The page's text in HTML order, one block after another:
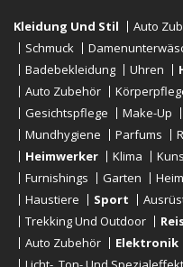
Kleidung Und Stil Auto
Schmuck
Badebekleidung
Uhren
Auto Zubehör
Gesichtspflege
Make-Up
Mundhygiene
Parfums
Heimwerker
Klima
Furnishings
Garten
Haustiere
Sport
Trekking Und Outdoor
Auto Zubehör
Elektronik